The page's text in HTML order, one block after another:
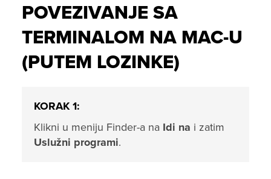
POVEZIVANJE SA
TERMINALOM NA MAC-U
(PUTEM LOZINKE)
KORAK 1:
Klikni u meniju Finder-a na Idi na i zatim
Uslužni programi.